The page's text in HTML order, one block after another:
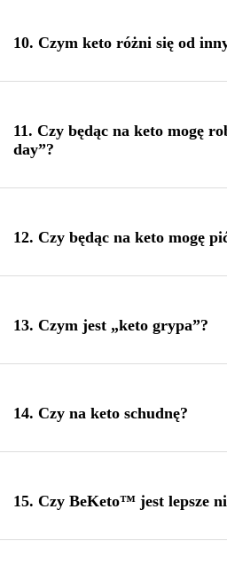
10. Czym keto różni się od
11. Czy będąc na keto mogę
day”?
Jeżeli jednak nie dasz rady i nie
12. Czy będąc na keto mogę
13. Czym jest „keto grypa”?
14. Czy na keto schudnę?
15. Czy BeKeto™ jest lepsze